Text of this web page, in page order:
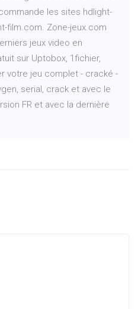
les sites hdlight-
film.com. Zone-jeux.com
jeux video en
sur Uptobox, 1fichier,
votre jeu complet - cracké -
serial, crack et avec le
FR et avec la dernière